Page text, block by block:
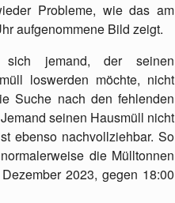
Probleme, wie das am
aufgenommene Bild zeigt.
sich jemand, der seinen
loswerden möchte, nicht
Suche nach den fehlenden
seinen Hausmüll nicht
ebenso nachvollziehbar. So
die Mülltonnen
2023, gegen 18:00